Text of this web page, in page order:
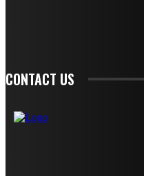
CONTACT US